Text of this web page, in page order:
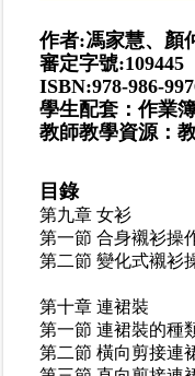
作者:馮家慧、顏
審定字號:109445
ISBN:978-986-
學生配套：作業
教師教學資源：
目錄
第九章 女衫
第一節 合身襯衫操
第二節 變化式襯衫
第十章 連裙裝
第一節 連裙裝的種
第二節 橫向剪接連